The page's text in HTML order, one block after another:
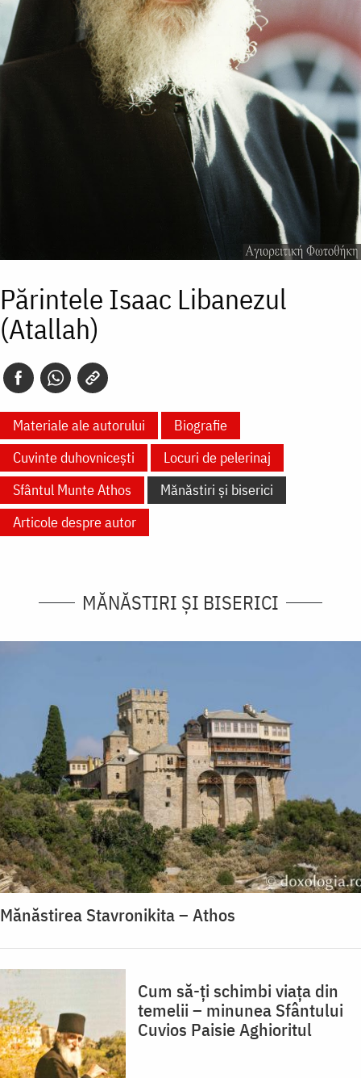
Părintele Isaac Libanezul
(Atallah)
Materiale ale autorului
Biografie
Cuvinte duhovnicești
Locuri de pelerinaj
Sfântul Munte Athos
Mănăstiri și biserici
Articole despre autor
MĂNĂSTIRI ȘI BISERICI
Mănăstirea Stavronikita – Athos
Cum să-ți schimbi viața din
temelii – minunea Sfântului
Cuvios Paisie Aghioritul